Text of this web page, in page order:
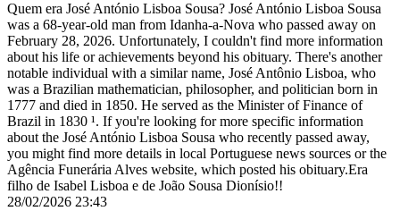
Quem era José António Lisboa Sousa? José António Lisboa Sousa
was a 68-year-old man from Idanha-a-Nova who passed away on
February 28, 2026. Unfortunately, I couldn't find more information
about his life or achievements beyond his obituary. There's another
notable individual with a similar name, José Antônio Lisboa, who
was a Brazilian mathematician, philosopher, and politician born in
1777 and died in 1850. He served as the Minister of Finance of
Brazil in 1830 ¹. If you're looking for more specific information
about the José António Lisboa Sousa who recently passed away,
you might find more details in local Portuguese news sources or the
Agência Funerária Alves website, which posted his obituary.Era
filho de Isabel Lisboa e de João Sousa Dionísio!!
28/02/2026 23:43